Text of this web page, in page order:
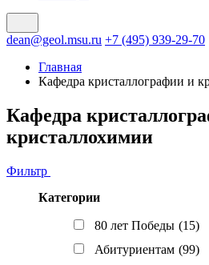
dean@geol.msu.ru +7 (495) 939-29-70
Главная
Кафедра кристаллографии и
Кафедра
кристаллохимии
Фильтр
Категории
80 лет Победы (15)
Абитуриентам (99)